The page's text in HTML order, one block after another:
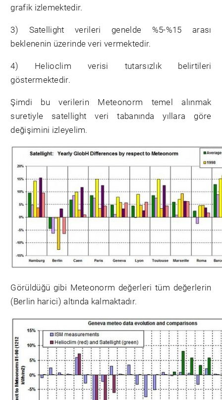
grafik izlemektedir.
3) Satellight verileri genelde %5-%15 arası
beklenenin üzerinde veri vermektedir.
4) Helioclim verisi tutarsızlık belirtileri
göstermektedir.
Şimdi bu verilerin Meteonorm temel alınmak
suretiyle satellight veri tabanında yıllara göre
değişimini izleyelim.
Görüldüğü gibi Meteonorm değerleri tüm değerlerin
(Berlin harici) altında kalmaktadır.